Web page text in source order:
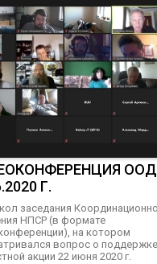
Г.
заседания
НПСР (в формате
на котором
вопрос о поддержке
акции 22 июня 2020 г.